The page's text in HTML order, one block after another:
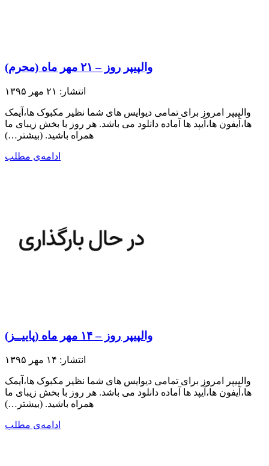
والپیپر روز – ۲۱ مهر ماه (محرم)
انتشار: ۲۱ مهر ۱۳۹۵
والپیپر امروز برای تمامی دیوایس های شما نظیر مکبوک ها،آیمک
ها،آیفون ها،آیپد ها آماده دانلود می باشد. هر روز با بخش زیبای ما
همراه باشید.​ (بیشتر…)
ادامه‌ی مطلب
والپیپر روز – ۱۴ مهر ماه (پاییــز)
انتشار: ۱۴ مهر ۱۳۹۵
والپیپر امروز برای تمامی دیوایس های شما نظیر مکبوک ها،آیمک
ها،آیفون ها،آیپد ها آماده دانلود می باشد. هر روز با بخش زیبای ما
همراه باشید.​ (بیشتر…)
ادامه‌ی مطلب